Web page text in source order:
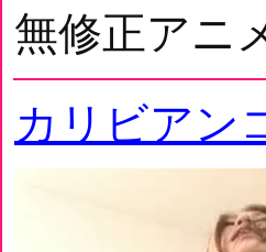
無修正アニ
カリビアン